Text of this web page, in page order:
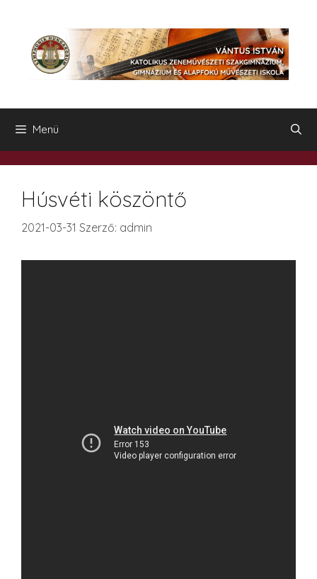
tartalomba
Menü
Húsvéti köszöntő
2021-03-31 Szerző: admin